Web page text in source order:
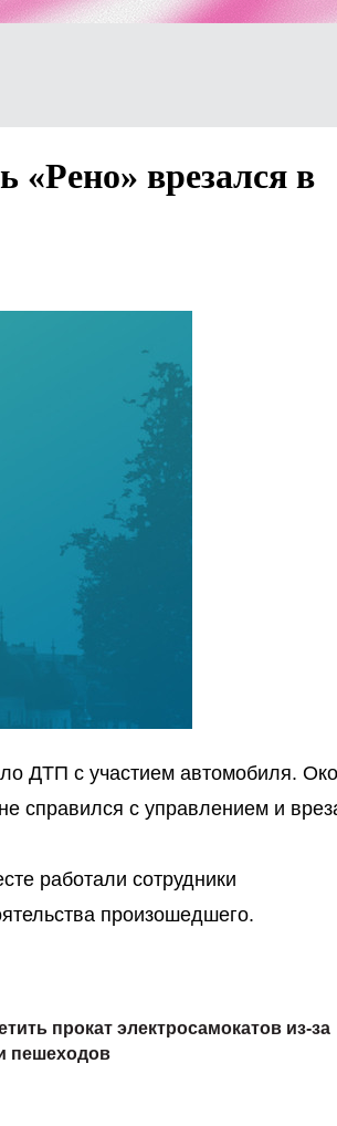
«Рено» врезался в
ДТП с участием автомобиля.
справился с управлением и
работали сотрудники
произошедшего.
прокат электросамокатов из-за
пешеходов